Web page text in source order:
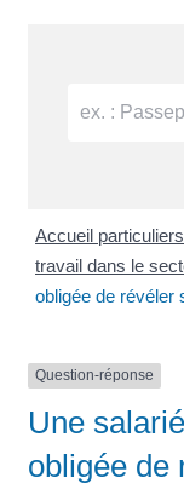
Accueil particuliers
travail dans le
obligée de révéler
Question-réponse
Une
obligée de